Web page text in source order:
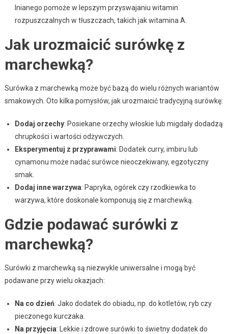
lnianego pomoże w lepszym przyswajaniu witamin
rozpuszczalnych w tłuszczach, takich jak witamina A.
Jak urozmaicić surówkę z
marchewką?
Surówka z marchewką może być bazą do wielu różnych wariantów
smakowych. Oto kilka pomysłów, jak urozmaicić tradycyjną surówkę:
Dodaj orzechy: Posiekane orzechy włoskie lub migdały dodadzą
chrupkości i wartości odżywczych.
Eksperymentuj z przyprawami: Dodatek curry, imbiru lub
cynamonu może nadać surówce nieoczekiwany, egzotyczny
smak.
Dodaj inne warzywa: Papryka, ogórek czy rzodkiewka to
warzywa, które doskonale komponują się z marchewką.
Gdzie podawać surówki z
marchewką?
Surówki z marchewką są niezwykle uniwersalne i mogą być
podawane przy wielu okazjach:
Na co dzień: Jako dodatek do obiadu, np. do kotletów, ryb czy
pieczonego kurczaka.
Na przyjęcia: Lekkie i zdrowe surówki to świetny dodatek do